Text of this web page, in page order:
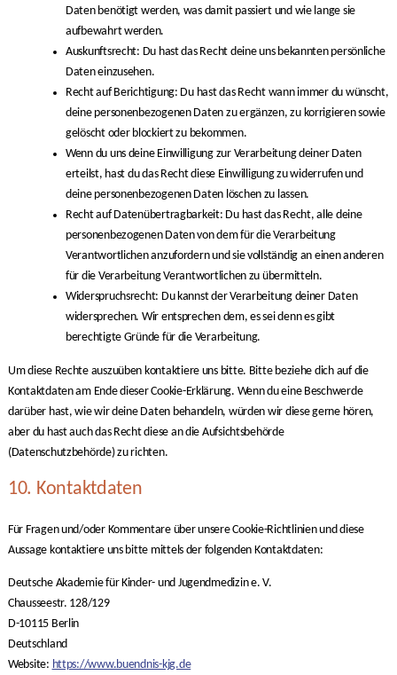
Daten benötigt werden, was damit passiert und wie lange sie
aufbewahrt werden.
Auskunftsrecht: Du hast das Recht deine uns bekannten persönliche
Daten einzusehen.
Recht auf Berichtigung: Du hast das Recht wann immer du wünscht,
deine personenbezogenen Daten zu ergänzen, zu korrigieren sowie
gelöscht oder blockiert zu bekommen.
Wenn du uns deine Einwilligung zur Verarbeitung deiner Daten
erteilst, hast du das Recht diese Einwilligung zu widerrufen und
deine personenbezogenen Daten löschen zu lassen.
Recht auf Datenübertragbarkeit: Du hast das Recht, alle deine
personenbezogenen Daten von dem für die Verarbeitung
Verantwortlichen anzufordern und sie vollständig an einen anderen
für die Verarbeitung Verantwortlichen zu übermitteln.
Widerspruchsrecht: Du kannst der Verarbeitung deiner Daten
widersprechen. Wir entsprechen dem, es sei denn es gibt
berechtigte Gründe für die Verarbeitung.
Um diese Rechte auszuüben kontaktiere uns bitte. Bitte beziehe dich auf die
Kontaktdaten am Ende dieser Cookie-Erklärung. Wenn du eine Beschwerde
darüber hast, wie wir deine Daten behandeln, würden wir diese gerne hören,
aber du hast auch das Recht diese an die Aufsichtsbehörde
(Datenschutzbehörde) zu richten.
10. Kontaktdaten
Für Fragen und/oder Kommentare über unsere Cookie-Richtlinien und diese
Aussage kontaktiere uns bitte mittels der folgenden Kontaktdaten:
Deutsche Akademie für Kinder- und Jugendmedizin e. V.
Chausseestr. 128/129
D-10115 Berlin
Deutschland
Website: https://www.buendnis-kjg.de